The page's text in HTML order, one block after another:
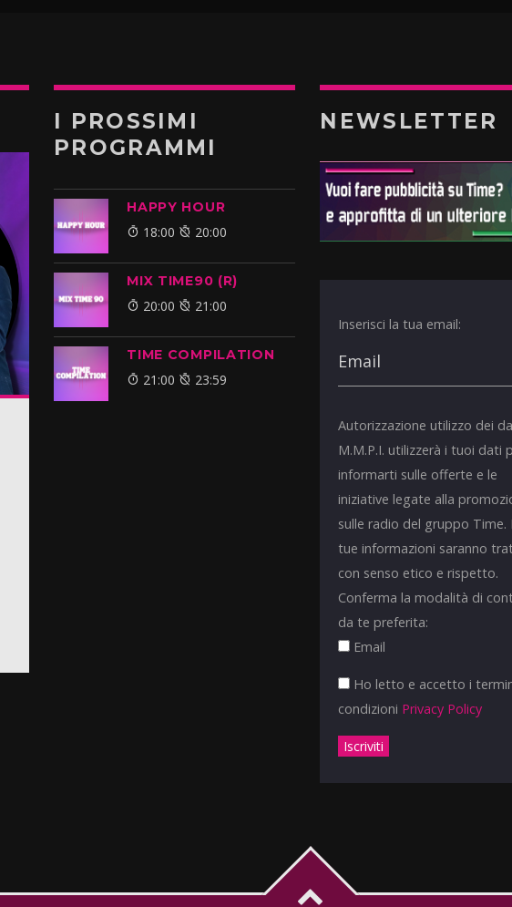
I PROSSIMI
PROGRAMMI
HAPPY HOUR
18:00 20:00
MIX TIME90 (R)
20:00 21:00
TIME COMPILATION
21:00 23:59
NEWSLETTER
Inserisci la tua email:
Autorizzazione utilizzo dei
M.M.P.I. utilizzerà i tuoi dati
informarti sulle offerte e le
iniziative legate alla
sulle radio del gruppo Time.
tue informazioni saranno
con senso etico e rispetto.
Conferma la modalità di
da te preferita:
Email
Ho letto e accetto i
condizioni Privacy Policy